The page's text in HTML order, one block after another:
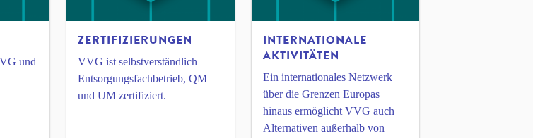
und
ZERTIFIZIERUNGEN
VVG ist selbstverständlich
Entsorgungsfachbetrieb, QM
und UM zertifiziert.
INTERNATIONALE
AKTIVITÄTEN
Ein internationales Netzwerk
über die Grenzen Europas
hinaus ermöglicht VVG auch
Alternativen außerhalb von